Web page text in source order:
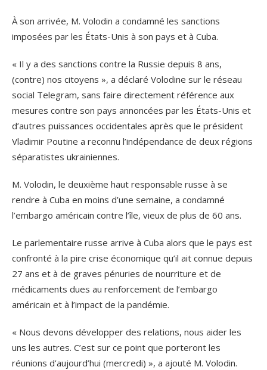
À son arrivée, M. Volodin a condamné les sanctions
imposées par les États-Unis à son pays et à Cuba.
« Il y a des sanctions contre la Russie depuis 8 ans,
(contre) nos citoyens », a déclaré Volodine sur le réseau
social Telegram, sans faire directement référence aux
mesures contre son pays annoncées par les États-Unis et
d’autres puissances occidentales après que le président
Vladimir Poutine a reconnu l’indépendance de deux régions
séparatistes ukrainiennes.
M. Volodin, le deuxième haut responsable russe à se
rendre à Cuba en moins d’une semaine, a condamné
l’embargo américain contre l’île, vieux de plus de 60 ans.
Le parlementaire russe arrive à Cuba alors que le pays est
confronté à la pire crise économique qu’il ait connue depuis
27 ans et à de graves pénuries de nourriture et de
médicaments dues au renforcement de l’embargo
américain et à l’impact de la pandémie.
« Nous devons développer des relations, nous aider les
uns les autres. C’est sur ce point que porteront les
réunions d’aujourd’hui (mercredi) », a ajouté M. Volodin.